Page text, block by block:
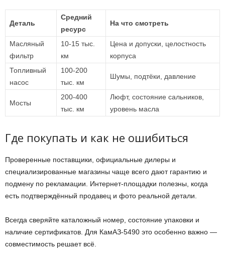
Деталь
Средний
ресурс
На что смотреть
Масляный
фильтр
10-15 тыс.
км
Цена и допуски, целостность
корпуса
Топливный
насос
100-200
тыс. км
Шумы, подтёки, давление
Мосты
200-400
тыс. км
Люфт, состояние сальников,
уровень масла
Где покупать и как не ошибиться
Проверенные поставщики, официальные дилеры и
специализированные магазины чаще всего дают гарантию и
подмену по рекламации. Интернет-площадки полезны, когда
есть подтверждённый продавец и фото реальной детали.
Всегда сверяйте каталожный номер, состояние упаковки и
наличие сертификатов. Для КамАЗ-5490 это особенно важно —
совместимость решает всё.